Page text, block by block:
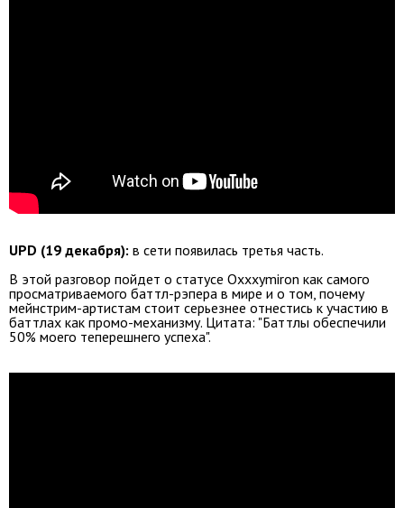
UPD (19 декабря): в сети появилась третья часть.
В этой разговор пойдет о статусе Oxxxymiron как самого
просматриваемого баттл-рэпера в мире и о том, почему
мейнстрим-артистам стоит серьезнее отнестись к участию в
баттлах как промо-механизму. Цитата: "Баттлы обеспечили
50% моего теперешнего успеха".